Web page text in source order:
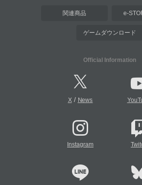
関連商品 e-
ゲームダウンロード
Official Information
X/ News
Instagram